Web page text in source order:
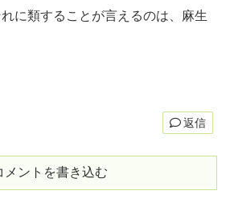
に類することが言えるのは、麻生
返信
メントを書き込む